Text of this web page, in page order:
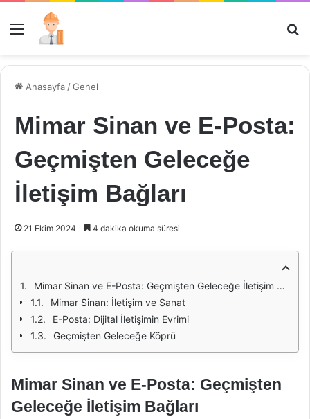
Menü
Anasayfa /Genel
Mimar Sinan ve E-Posta:
Geçmişten Geleceğe
İletişim Bağları
21 Ekim 2024 4 dakika okuma süresi
Mimar Sinan ve E-Posta: Geçmişten Geleceğe İletişim Bağları
Mimar Sinan: İletişim ve Sanat
E-Posta: Dijital İletişimin Evrimi
Geçmişten Geleceğe Köprü
Mimar Sinan ve E-Posta: Geçmişten
Geleceğe İletişim Bağları